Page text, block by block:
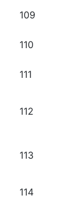
109
110
111
112
113
114